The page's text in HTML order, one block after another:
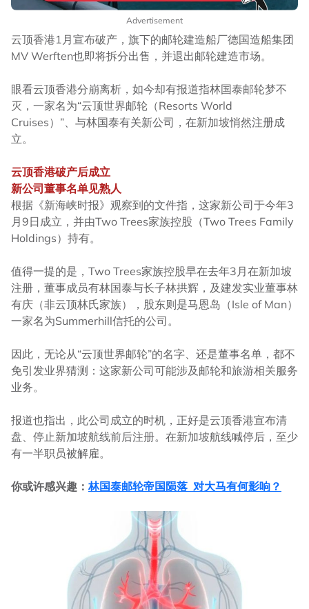
Advertisement
云顶香港1月宣布破产，旗下的邮轮建造船厂德国造船集团
MV Werften也即将拆分出售，并退出邮轮建造市场。
眼看云顶香港分崩离析，如今却有报道指林国泰邮轮梦不
灭，一家名为“云顶世界邮轮（Resorts World
Cruises）”、与林国泰有关新公司，在新加坡悄然注册成
立。
云顶香港破产后成立
新公司董事名单见熟人
根据《新海峡时报》观察到的文件指，这家新公司于今年3
月9日成立，并由Two Trees家族控股（Two Trees Family
Holdings）持有。
值得一提的是，Two Trees家族控股早在去年3月在新加坡
注册，董事成员有林国泰与长子林拱辉，及建发实业董事林
有庆（非云顶林氏家族），股东则是马恩岛（Isle of Man）
一家名为Summerhill信托的公司。
因此，无论从“云顶世界邮轮”的名字、还是董事名单，都不
免引发业界猜测：这家新公司可能涉及邮轮和旅游相关服务
业务。
报道也指出，此公司成立的时机，正好是云顶香港宣布清
盘、停止新加坡航线前后注册。在新加坡航线喊停后，至少
有一半职员被解雇。
你或许感兴趣：林国泰邮轮帝国陨落 对大马有何影响？